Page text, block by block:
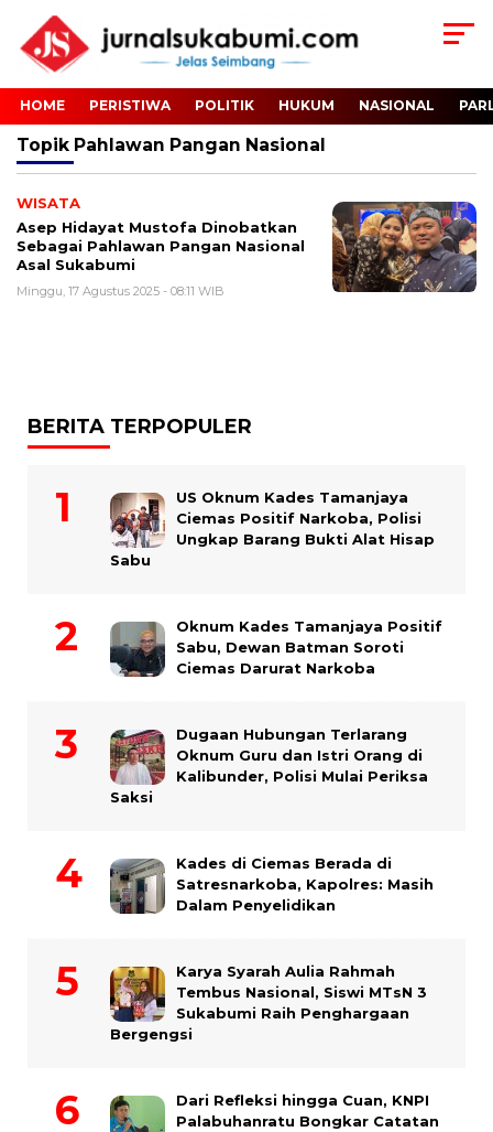
HOME PERISTIWA POLITIK HUKUM NASIONAL
Topik Pahlawan Pangan Nasional
WISATA
Asep Hidayat Mustofa Dinobatkan
Sebagai Pahlawan Pangan Nasional
Asal Sukabumi
Minggu, 17 Agustus 2025 - 08:11 WIB
BERITA TERPOPULER
US Oknum Kades Tamanjaya
Ciemas Positif Narkoba, Polisi
Ungkap Barang Bukti Alat Hisap
Sabu
Oknum Kades Tamanjaya Positif
Sabu, Dewan Batman Soroti
Ciemas Darurat Narkoba
Dugaan Hubungan Terlarang
Oknum Guru dan Istri Orang di
Kalibunder, Polisi Mulai Periksa
Saksi
Kades di Ciemas Berada di
Satresnarkoba, Kapolres: Masih
Dalam Penyelidikan
Karya Syarah Aulia Rahmah
Tembus Nasional, Siswi MTsN 3
Sukabumi Raih Penghargaan
Bergengsi
Dari Refleksi hingga Cuan, KNPI
Palabuhanratu Bongkar Catatan